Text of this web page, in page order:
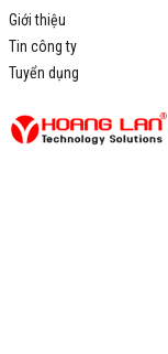
Giới thiệu
Tin công ty
Tuyển dụng